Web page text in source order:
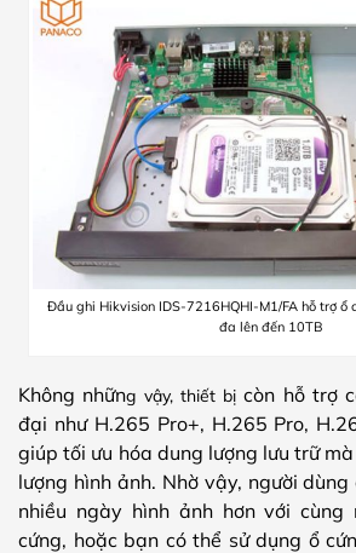
Đầu ghi Hikvision IDS-7216HQHI-M1/FA hỗ trợ ổ
đa lên đến 10TB
Không những vậy, thiết bịcòn hỗ trợ
đại như H.265 Pro+, H.265 Pro,
giúp tối ưu hóa dung lượng lưu trữ
lượng hình ảnh. Nhờ vậy, người
nhiều ngày hình ảnh hơn với
cứng, hoặc bạn có thể sử dụng ổ